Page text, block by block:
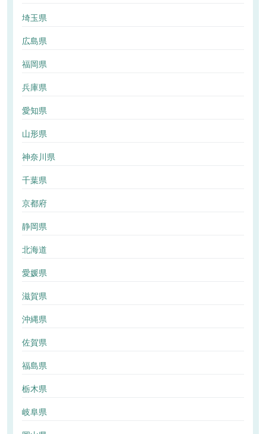
埼玉県
広島県
福岡県
兵庫県
愛知県
山形県
神奈川県
千葉県
京都府
静岡県
北海道
愛媛県
滋賀県
沖縄県
佐賀県
福島県
栃木県
岐阜県